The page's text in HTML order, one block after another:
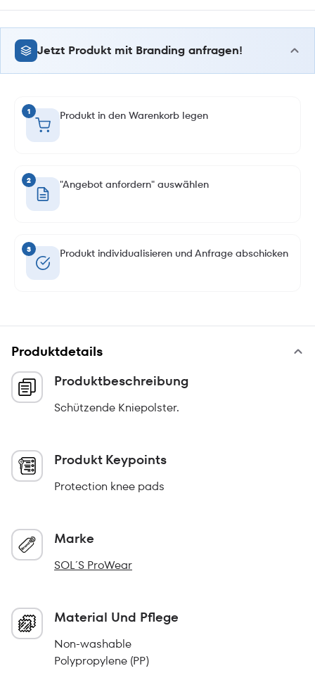
Jetzt Produkt mit Branding anfragen!
1 Produkt in den Warenkorb legen
2 "Angebot anfordern" auswählen
3 Produkt individualisieren und Anfrage abschicken
Produktdetails
Produktbeschreibung
Schützende Kniepolster.
Produkt Keypoints
Protection knee pads
Marke
SOL´S ProWear
Material Und Pflege
Non-washable
Polypropylene (PP)